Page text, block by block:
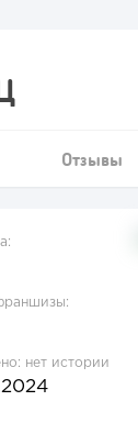
Отзывы
нет истории